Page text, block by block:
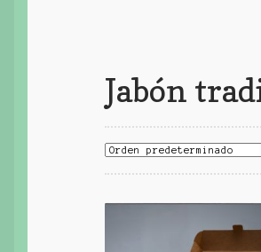
Jabón